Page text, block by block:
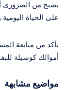
يصبح من الضروري
على الحياة اليومية
تأكد من متابعة
أموالك كوسيلة
مواضيع مشابهة